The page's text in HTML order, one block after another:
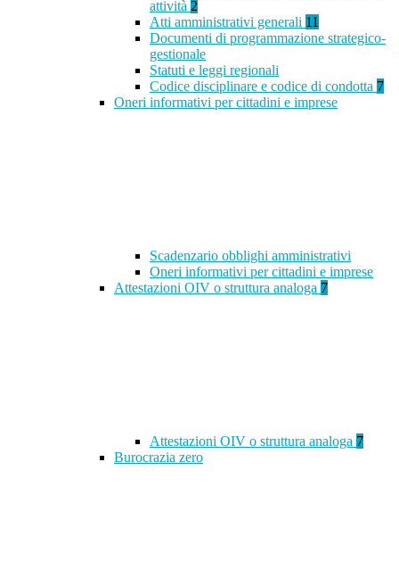
attività 2
Atti amministrativi generali 11
Documenti di programmazione strategico-
gestionale
Statuti e leggi regionali
Codice disciplinare e codice di condotta 7
Oneri informativi per cittadini e imprese
Scadenzario obblighi amministrativi
Oneri informativi per cittadini e imprese
Attestazioni OIV o struttura analoga 7
Attestazioni OIV o struttura analoga 7
Burocrazia zero